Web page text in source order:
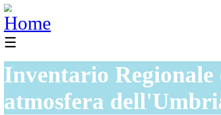
☰
Inventario
atmosfera